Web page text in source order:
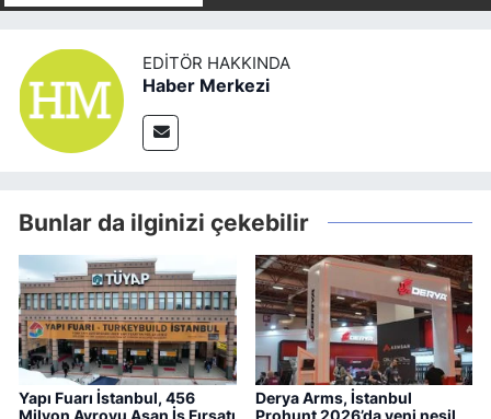
EDITÖR HAKKINDA
Haber Merkezi
Bunlar da ilginizi çekebilir
Yapı Fuarı İstanbul, 456
Derya Arms, İstanbul